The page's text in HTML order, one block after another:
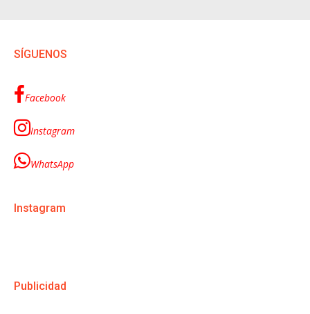
SÍGUENOS
Facebook
Instagram
WhatsApp
Instagram
Publicidad